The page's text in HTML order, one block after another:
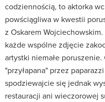
codziennością, to aktorka
powściągliwa w kwestii
z Oskarem
każde wspólne zdjęcie
artystki niemałe poruszenie.
"przyłapana" przez
spodziewajcie się jednak
restauracji ani wieczorowej